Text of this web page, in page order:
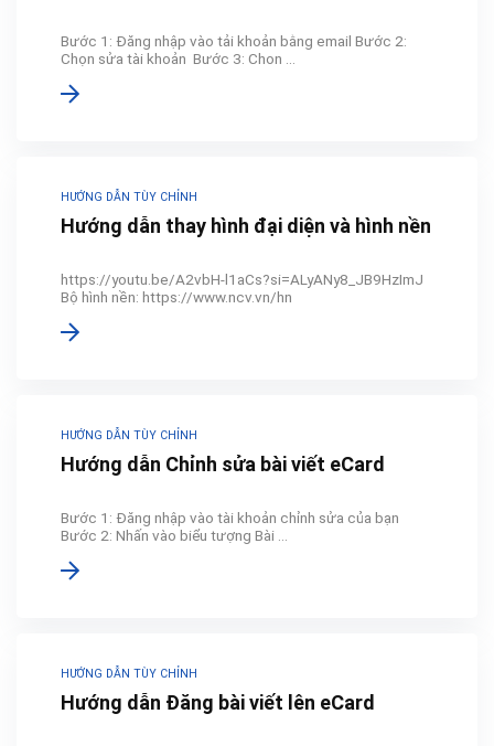
Bước 1: Đăng nhập vào tải khoản bằng email Bước 2:
Chọn sửa tài khoản Bước 3: Chon ...
HƯỚNG DẪN TÙY CHỈNH
Hướng dẫn thay hình đại diện và hình nền
https://youtu.be/A2vbH-l1aCs?si=ALyANy8_JB9HzImJ
Bộ hình nền: https://www.ncv.vn/hn
HƯỚNG DẪN TÙY CHỈNH
Hướng dẫn Chỉnh sửa bài viết eCard
Bước 1: Đăng nhập vào tài khoản chỉnh sửa của bạn
Bước 2: Nhấn vào biểu tượng Bài ...
HƯỚNG DẪN TÙY CHỈNH
Hướng dẫn Đăng bài viết lên eCard